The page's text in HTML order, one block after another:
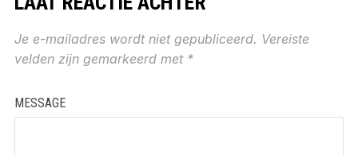
Je e-mailadres wordt niet gepubliceerd. Vereiste
velden zijn gemarkeerd met *
MESSAGE